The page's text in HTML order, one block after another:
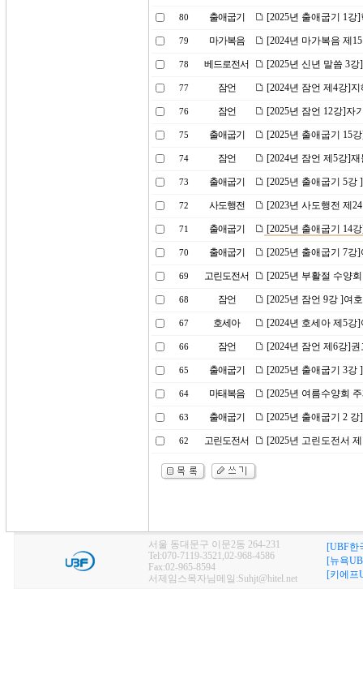
80 출애굽기 [2025년 출애굽기 1
79 마가복음 [2024년 마가복음 제
78 베드로전서 [2025년 신년 말씀 3
77 잠언 [2024년 잠언 제4강]
76 잠언 [2025년 잠언 12강]자
75 출애굽기 [2025년 출애굽기 15
74 잠언 [2024년 잠언 제5강]
73 출애굽기 [2025년 출애굽기 5
72 사도행전 [2023년 사도행전 제
71 출애굽기 [2025년 출애굽기 14
70 출애굽기 [2025년 출애굽기 7
69 고린도전서 [2025년 부활절 수양
68 잠언 [2025년 잠언 9강 ]여
67 호세아 [2024년 호세아 제5강
66 잠언 [2024년 잠언 제6강]
65 출애굽기 [2025년 출애굽기 3강
64 마태복음 [2025년 여름수양회
63 출애굽기 [2025년 출애굽기 2
62 고린도전서 [2025년 고린도전서
서울 동대문구 이문2동 264-231
Tel:070-7119-3521,02-968-4586
Fax:02-965-8594
서제임스목자님메일:Suhjt@hitel.net
[UBF한
[뉴욕
[키에프